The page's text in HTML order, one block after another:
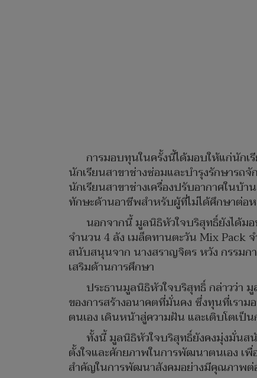
การมอบทุนในครั้งนี้ได้มอบให้แก่นัก
นักเรียนสาขาช่างซ่อมและบำรุงรักษาร
นักเรียนสาขาช่างเครื่องปรับอากาศใน
ทักษะด้านอาชีพสำหรับผู้ที่ไม่ได้ศึกษาต่อ
นอกจากนี้ มูลนิธิหัวใจบริสุทธิ์ยังได้ม
จำนวน 4 ลัง เมล็ดทานตะวัน Mix Pack
สนับสนุนจาก นางสราญจิตร หวัง กรรมก
เสริมด้านการศึกษา
ประธานมูลนิธิหัวใจบริสุทธิ์ กล่าวว่า
ของการสร้างอนาคตที่มั่นคง ซึ่งทุนที่เราม
ตนเอง เดินหน้าสู่ความฝัน และเติบโตเ
ทั้งนี้ มูลนิธิหัวใจบริสุทธิ์ยังคงมุ่งมั่นส
ตั้งใจและศักยภาพในการพัฒนาตนเอง เ
สำคัญในการพัฒนาสังคมอย่างมีคุณภาพต่